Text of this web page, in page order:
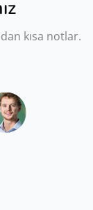
kısa notlar.